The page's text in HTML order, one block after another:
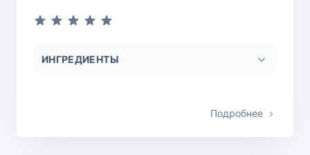
ИНГРЕДИЕНТЫ
Подробнее